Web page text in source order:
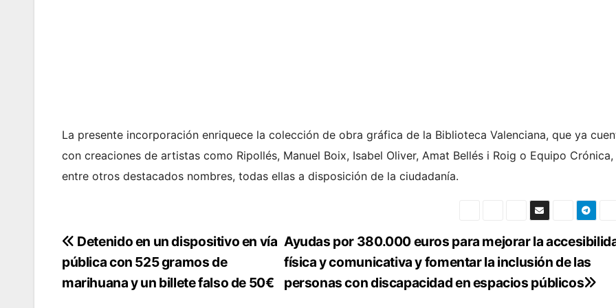
La presente incorporación enriquece la colección de obra gráfica de la Biblioteca Valenciana, que ya
con creaciones de artistas como Ripollés, Manuel Boix, Isabel Oliver, Amat Bellés i Roig o Equipo Crónica,
entre otros destacados nombres, todas ellas a disposición de la ciudadanía.
Navegación
de
Ayudas por 380.000 euros para mejorar la
física y comunicativa y fomentar la inclusión de las
personas con discapacidad en espacios públicos
Detenido en un dispositivo en vía
pública con 525 gramos de
marihuana y un billete falso de 50€